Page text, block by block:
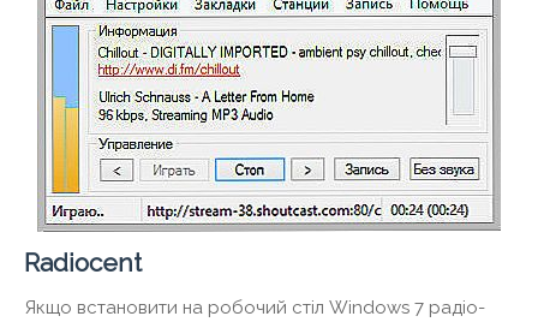
Radiocent
Якщо встановити на робочий стіл Windows 7 радіо-